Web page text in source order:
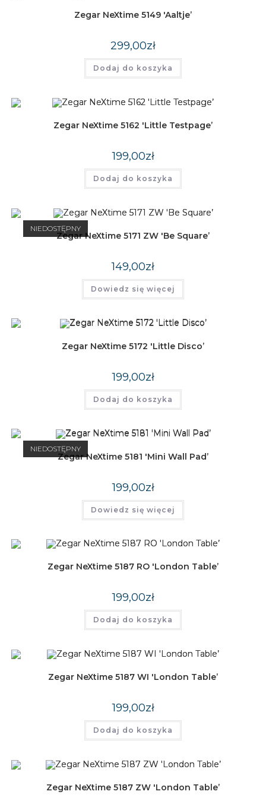
Zegar NeXtime 5149 'Aaltje’
299,00zł
Dodaj do koszyka
Zegar NeXtime 5162 'Little Testpage’
199,00zł
Dodaj do koszyka
NIEDOSTĘPNY
Zegar NeXtime 5171 ZW 'Be Square’
149,00zł
Dowiedz się więcej
Zegar NeXtime 5172 'Little Disco’
199,00zł
Dodaj do koszyka
NIEDOSTĘPNY
Zegar NeXtime 5181 'Mini Wall Pad’
199,00zł
Dowiedz się więcej
Zegar NeXtime 5187 RO 'London Table’
199,00zł
Dodaj do koszyka
Zegar NeXtime 5187 WI 'London Table’
199,00zł
Dodaj do koszyka
Zegar NeXtime 5187 ZW 'London Table’